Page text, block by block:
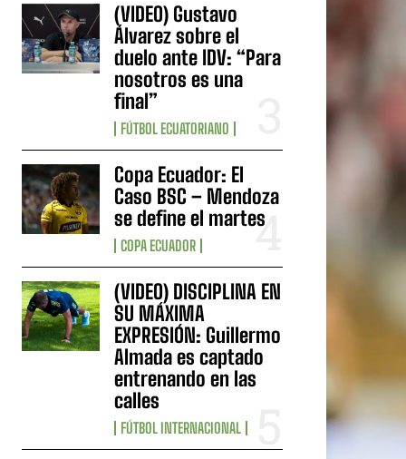
(VIDEO) Gustavo
Álvarez sobre el
duelo ante IDV: “Para
nosotros es una
final”
FÚTBOL ECUATORIANO
Copa Ecuador: El
Caso BSC – Mendoza
se define el martes
COPA ECUADOR
(VIDEO) DISCIPLINA EN
SU MÁXIMA
EXPRESIÓN: Guillermo
Almada es captado
entrenando en las
calles
FÚTBOL INTERNACIONAL